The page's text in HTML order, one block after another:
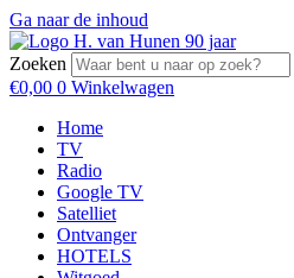
Ga naar de inhoud
Zoeken
€0,00 0 Winkelwagen
Home
TV
Radio
Google TV
Satelliet
Ontvanger
HOTELS